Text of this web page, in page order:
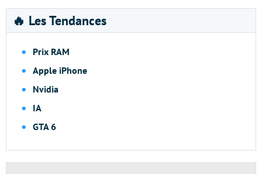
🔥 Les Tendances
Prix RAM
Apple iPhone
Nvidia
IA
GTA 6